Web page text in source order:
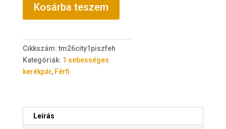
acél
1
pisztácia
mennyiség
Kosárba teszem
Cikkszám: tm26city1piszfeh
Kategóriák: 1 sebességes
kerékpár, Férfi
Leírás